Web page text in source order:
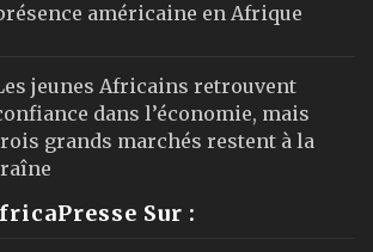
américaine en Afrique
jeunes Africains retrouvent
dans l’économie, mais
grands marchés restent à la
Sur :